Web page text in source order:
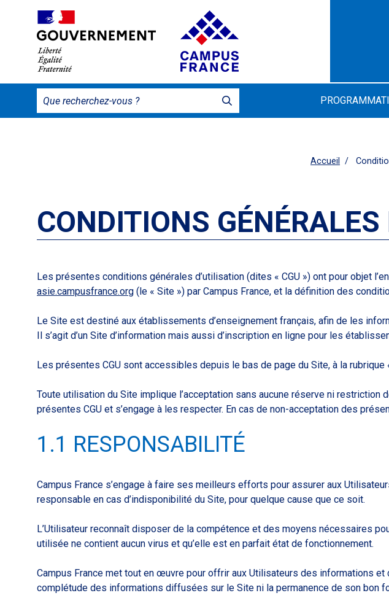
Accueil
CONDITIONS
Les présentes conditions générales d’utilisation (dites « CGU ») ont pour objet
asie.campusfrance.org (le « Site ») par Campus France, et la définition des
Le Site est destiné aux établissements d’enseignement français, afin de les
Il s’agit d’un Site d’information mais aussi d’inscription en ligne pour les
Les présentes CGU sont accessibles depuis le bas de page du Site, à la rubrique
Toute utilisation du Site implique l’acceptation sans aucune réserve ni restriction
présentes CGU et s’engage à les respecter. En cas de non-acceptation des
1.1 RESPONSABILITÉ
Campus France s’engage à faire ses meilleurs efforts pour assurer aux
responsable en cas d’indisponibilité du Site, pour quelque cause que ce soit.
L’Utilisateur reconnaît disposer de la compétence et des moyens nécessaires
utilisée ne contient aucun virus et qu’elle est en parfait état de fonctionnement.
Campus France met tout en œuvre pour offrir aux Utilisateurs des informations
complétude des informations diffusées sur le Site ni la permanence de son bon